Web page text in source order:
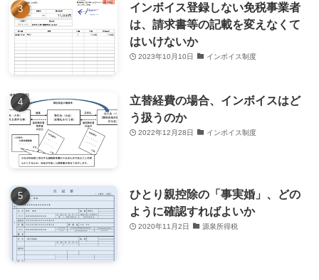
インボイス登録しない免税事業者
は、請求書等の記載を変えなくて
はいけないか
2023年10月10日 インボイス制度
立替経費の場合、インボイスはど
う扱うのか
2022年12月28日 インボイス制度
ひとり親控除の「事実婚」、どの
ように確認すればよいか
2020年11月2日 源泉所得税